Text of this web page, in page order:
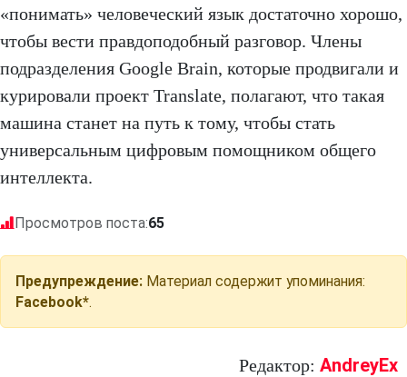
«понимать» человеческий язык достаточно хорошо,
чтобы вести правдоподобный разговор. Члены
подразделения Google Brain, которые продвигали и
курировали проект Translate, полагают, что такая
машина станет на путь к тому, чтобы стать
универсальным цифровым помощником общего
интеллекта.
Просмотров поста:65
Предупреждение: Материал содержит упоминания:
Facebook*.
Редактор: AndreyEx